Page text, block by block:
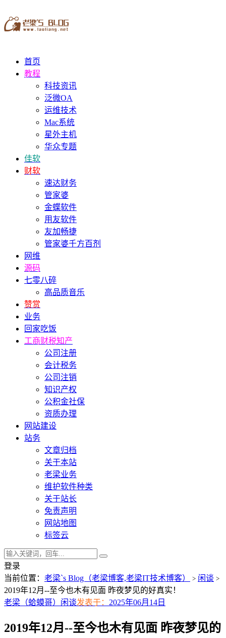
首页
教程
科技资讯
泛微OA
运维技术
Mac系统
星外主机
华众专题
佳软
财软
速达财务
管家婆
金蝶软件
用友软件
友加畅捷
管家婆千方百剂
网维
源码
七零八碎
高品质音乐
赞赏
业务
回家吃饭
工商财税知产
公司注册
会计税务
公司注销
知识产权
公积金社保
资质办理
网站建设
站务
文章归档
关于本站
老梁业务
维护软件种类
关于站长
免责声明
网站地图
标签云
登录
当前位置： 老梁`s Blog（老梁博客,老梁IT技术博客） > 闲谈 >
2019年12月--至今也木有见面 昨夜梦见的好真实！
老梁（蛤蟆哥） 闲谈发表于： 2025年06月14日
2019年12月--至今也木有见面 昨夜梦见的